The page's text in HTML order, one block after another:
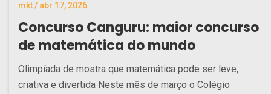
mkt / abr 17, 2026
Concurso Canguru: maior concurso
de matemática do mundo
Olimpíada de mostra que matemática pode ser leve,
criativa e divertida Neste mês de março o Colégio